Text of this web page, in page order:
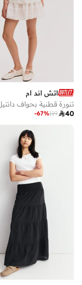
اتش اند ام
تنورة قطنية بحواف
40
119
-67%